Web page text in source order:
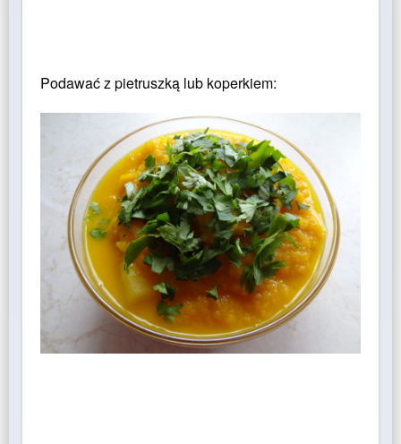
Podawać z pietruszką lub koperkiem: